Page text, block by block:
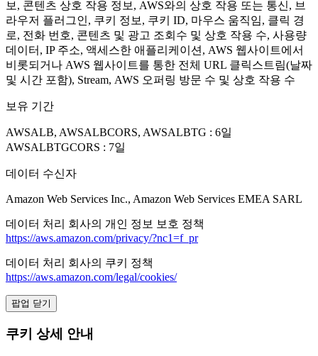
보, 콘텐츠 상호 작용 정보, AWS와의 상호 작용 또는 통신, 브
라우저 플러그인, 쿠키 정보, 쿠키 ID, 마우스 움직임, 클릭 경
로, 전화 번호, 콘텐츠 및 광고 조회수 및 상호 작용 수, 사용량
데이터, IP 주소, 액세스한 애플리케이션, AWS 웹사이트에서
비롯되거나 AWS 웹사이트를 통한 전체 URL 클릭스트림(날짜
및 시간 포함), Stream, AWS 오퍼링 방문 수 및 상호 작용 수
보유 기간
AWSALB, AWSALBCORS, AWSALBTG : 6일
AWSALBTGCORS : 7일
데이터 수신자
Amazon Web Services Inc., Amazon Web Services EMEA SARL
데이터 처리 회사의 개인 정보 보호 정책
https://aws.amazon.com/privacy/?nc1=f_pr
데이터 처리 회사의 쿠키 정책
https://aws.amazon.com/legal/cookies/
팝업 닫기
쿠키 상세 안내